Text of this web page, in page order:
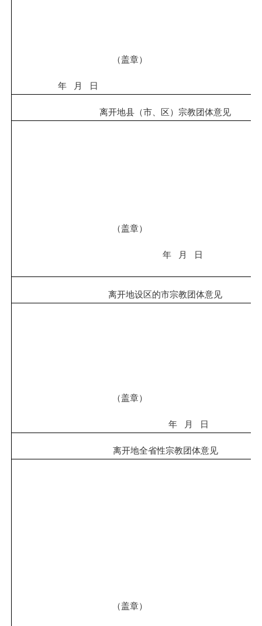
（盖章）
年 月 日
离开地县 （市、区） 宗教团体意见
（盖章）
年 月 日
离开地设区的市宗教团体意见
（盖章）
年 月 日
离开地全省性宗教团体意见
（盖章）